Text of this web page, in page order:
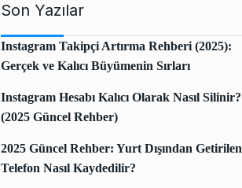
Son Yazılar
Instagram Takipçi Artırma Rehberi (2025):
Gerçek ve Kalıcı Büyümenin Sırları
Instagram Hesabı Kalıcı Olarak Nasıl Silinir?
(2025 Güncel Rehber)
2025 Güncel Rehber: Yurt Dışından Getirilen
Telefon Nasıl Kaydedilir?